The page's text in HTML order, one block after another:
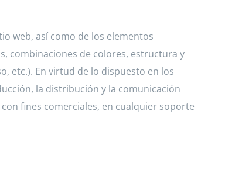
web, así como de los elementos
combinaciones de colores, estructura y
etc.). En virtud de lo dispuesto en los
la distribución y la comunicación
fines comerciales, en cualquier soporte